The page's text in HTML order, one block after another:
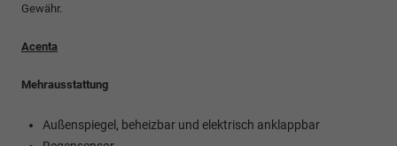
Gewähr.
Acenta
Mehrausstattung
Außenspiegel, beheizbar und elektrisch anklappbar